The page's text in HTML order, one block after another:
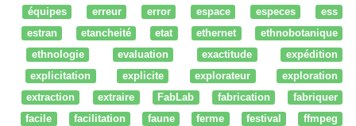
équipes
erreur error espace especes
ess
estran
etancheité etat ethernet
ethnobotanique
ethnologie
evaluation exactitude
expédition
explicitation
explicite explorateur
exploration
extraction
extraire FabLab fabrication
fabriquer
facile
facilitation faune ferme festival
ffmpeg